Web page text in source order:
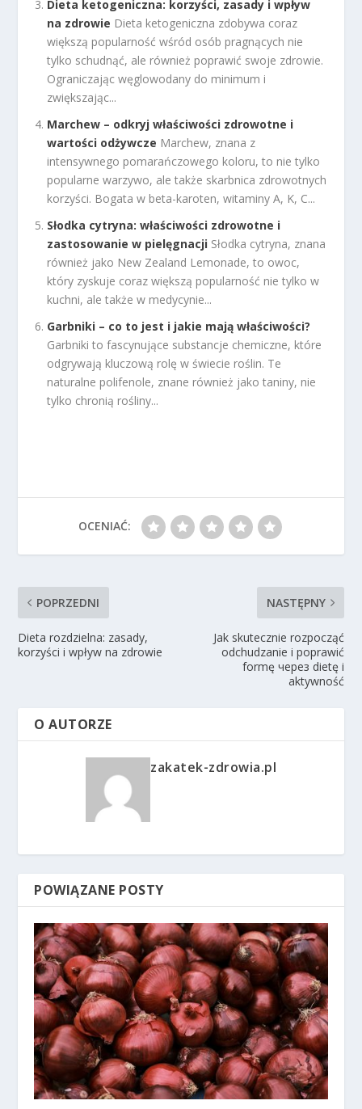
Dieta ketogeniczna: korzyści, zasady i wpływ
na zdrowie Dieta ketogeniczna zdobywa coraz
większą popularność wśród osób pragnących nie
tylko schudnąć, ale również poprawić swoje zdrowie.
Ograniczając węglowodany do minimum i
zwiększając...
Marchew – odkryj właściwości zdrowotne i
wartości odżywcze Marchew, znana z
intensywnego pomarańczowego koloru, to nie tylko
popularne warzywo, ale także skarbnica zdrowotnych
korzyści. Bogata w beta-karoten, witaminy A, K, C...
Słodka cytryna: właściwości zdrowotne i
zastosowanie w pielęgnacji Słodka cytryna, znana
również jako New Zealand Lemonade, to owoc,
który zyskuje coraz większą popularność nie tylko w
kuchni, ale także w medycynie...
Garbniki – co to jest i jakie mają właściwości?
Garbniki to fascynujące substancje chemiczne, które
odgrywają kluczową rolę w świecie roślin. Te
naturalne polifenole, znane również jako taniny, nie
tylko chronią rośliny...
OCENIAĆ:
POPRZEDNI
Dieta rozdzielna: zasady,
korzyści i wpływ na zdrowie
NASTĘPNY
Jak skutecznie rozpocząć
odchudzanie i poprawić
formę через dietę i
aktywność
O AUTORZE
zakatek-zdrowia.pl
POWIĄZANE POSTY